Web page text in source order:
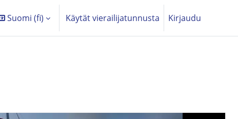
Suomi ‎(fi)‎ Käytät vierailijatunnusta Kirjaudu